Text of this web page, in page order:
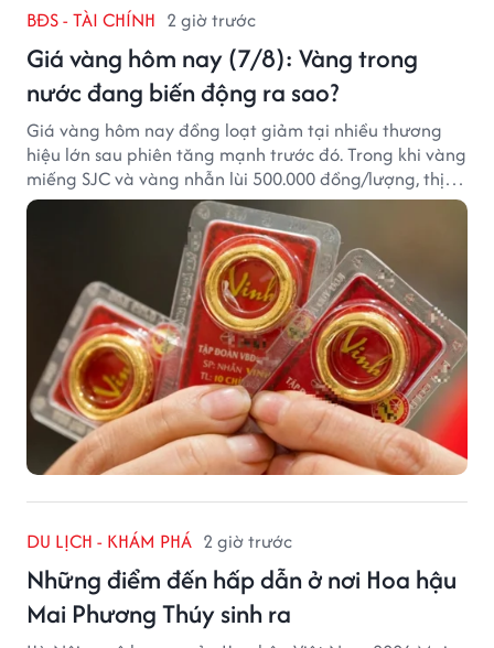
BĐS - TÀI CHÍNH 2 giờ trước
Giá vàng hôm nay (7/8): Vàng trong
nước đang biến động ra sao?
Giá vàng hôm nay đồng loạt giảm tại nhiều thương
hiệu lớn sau phiên tăng mạnh trước đó. Trong khi vàng
miếng SJC và vàng nhẫn lùi 500.000 đồng/lượng, thị
trường vẫn duy trì mặt bằng giá cao, với sự chênh
lệch đáng kể giữa các doanh nghiệp.
DU LỊCH - KHÁM PHÁ 2 giờ trước
Những điểm đến hấp dẫn ở nơi Hoa hậu
Mai Phương Thúy sinh ra